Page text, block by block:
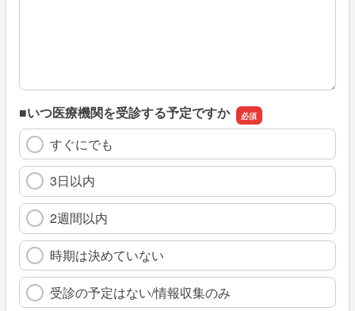
■いつ医療機関を受診する予定ですか
すぐにでも
3日以内
2週間以内
時期は決めていない
受診の予定はない/情報収集のみ